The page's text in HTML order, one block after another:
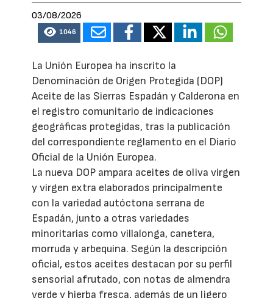
03/08/2026
1046
La Unión Europea ha inscrito la
Denominación de Origen Protegida (DOP)
Aceite de las Sierras Espadán y Calderona en
el registro comunitario de indicaciones
geográficas protegidas, tras la publicación
del correspondiente reglamento en el Diario
Oficial de la Unión Europea.
La nueva DOP ampara aceites de oliva virgen
y virgen extra elaborados principalmente
con la variedad autóctona serrana de
Espadán, junto a otras variedades
minoritarias como villalonga, canetera,
morruda y arbequina. Según la descripción
oficial, estos aceites destacan por su perfil
sensorial afrutado, con notas de almendra
verde y hierba fresca, además de un ligero